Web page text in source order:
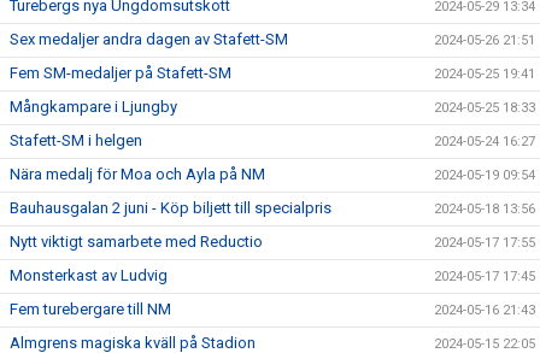
Turebergs nya Ungdomsutskott 2024-05-29 13:34
Sex medaljer andra dagen av Stafett-SM 2024-05-26 21:51
Fem SM-medaljer på Stafett-SM 2024-05-25 19:41
Mångkampare i Ljungby 2024-05-25 18:33
Stafett-SM i helgen 2024-05-24 16:27
Nära medalj för Moa och Ayla på NM 2024-05-19 09:54
Bauhausgalan 2 juni - Köp biljett till specialpris 2024-05-18 13:56
Nytt viktigt samarbete med Reductio 2024-05-17 17:55
Monsterkast av Ludvig 2024-05-17 17:45
Fem turebergare till NM 2024-05-16 21:43
Almgrens magiska kväll på Stadion 2024-05-15 22:05